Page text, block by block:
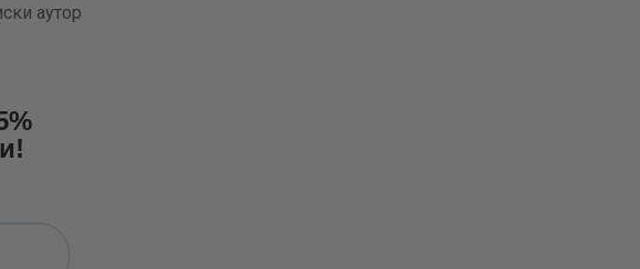
аутор